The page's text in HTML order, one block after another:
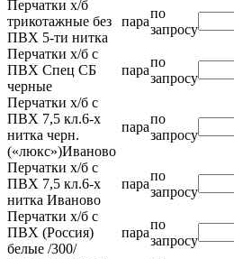
Перчатки х/б
трикотажные без
ПВХ 5-ти нитка
пара
по
запросу
Перчатки х/б с
ПВХ Спец СБ
черные
пара
по
запросу
Перчатки х/б с
ПВХ 7,5 кл.6-х
нитка черн.
(«люкс»)Иваново
пара
по
запросу
Перчатки х/б с
ПВХ 7,5 кл.6-х
нитка Иваново
пара
по
запросу
Перчатки х/б с
ПВХ (Россия)
белые /300/
пара
по
запросу